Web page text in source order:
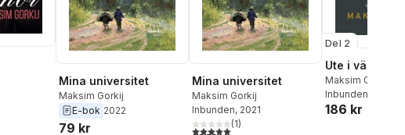
Mina universitet
Maksim Gorkij
E-bok 2022
79 kr
Mina universitet
Maksim Gorkij
Inbunden, 2021
5,0utav 5 stjärnor. Totalt antal röster:
(1)
Del 2
Ute i världen
Maksim Gorkij
Inbunden
186 kr